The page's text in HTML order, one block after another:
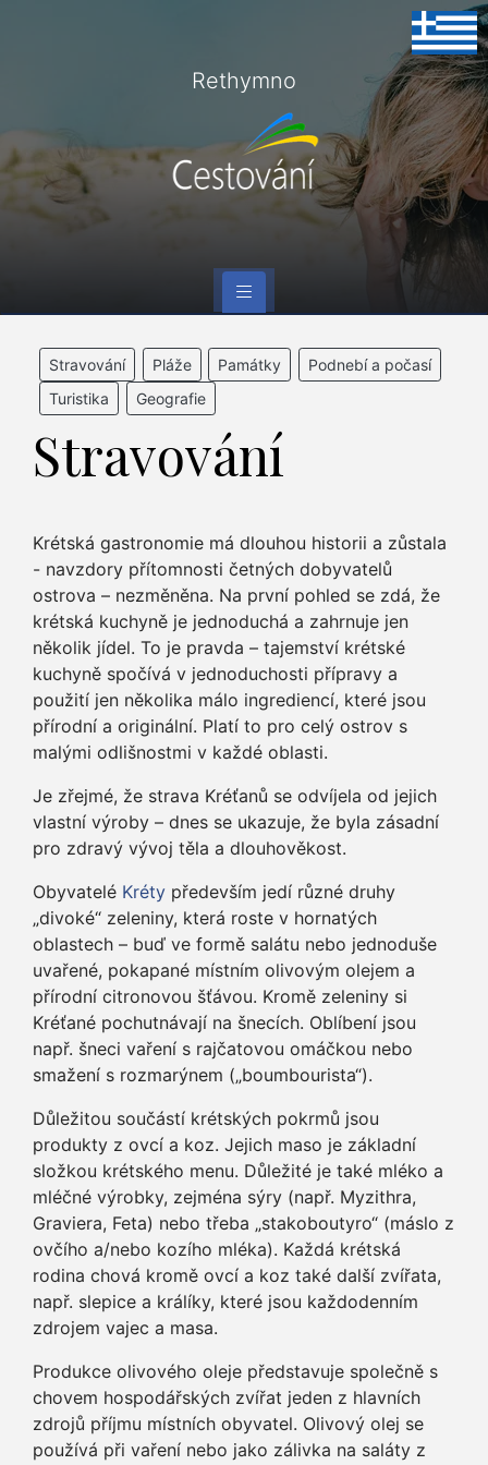
Rethymno
Stravování Pláže Památky
Podnebí a počasí
Turistika
Geografie
Stravování
Krétská gastronomie má dlouhou historii a zůstala
- navzdory přítomnosti četných dobyvatelů
ostrova – nezměněna. Na první pohled se zdá, že
krétská kuchyně je jednoduchá a zahrnuje jen
několik jídel. To je pravda – tajemství krétské
kuchyně spočívá v jednoduchosti přípravy a
použití jen několika málo ingrediencí, které jsou
přírodní a originální. Platí to pro celý ostrov s
malými odlišnostmi v každé oblasti.
Je zřejmé, že strava Kréťanů se odvíjela od jejich
vlastní výroby – dnes se ukazuje, že byla zásadní
pro zdravý vývoj těla a dlouhověkost.
Obyvatelé Kréty především jedí různé druhy
„divoké“ zeleniny, která roste v hornatých
oblastech – buď ve formě salátu nebo jednoduše
uvařené, pokapané místním olivovým olejem a
přírodní citronovou šťávou. Kromě zeleniny si
Kréťané pochutnávají na šnecích. Oblíbení jsou
např. šneci vaření s rajčatovou omáčkou nebo
smažení s rozmarýnem („boumbourista“).
Důležitou součástí krétských pokrmů jsou
produkty z ovcí a koz. Jejich maso je základní
složkou krétského menu. Důležité je také mléko a
mléčné výrobky, zejména sýry (např. Myzithra,
Graviera, Feta) nebo třeba „stakoboutyro“ (máslo z
ovčího a/nebo kozího mléka). Každá krétská
rodina chová kromě ovcí a koz také další zvířata,
např. slepice a králíky, které jsou každodenním
zdrojem vajec a masa.
Produkce olivového oleje představuje společně s
chovem hospodářských zvířat jeden z hlavních
zdrojů příjmu místních obyvatel. Olivový olej se
používá při vaření nebo jako zálivka na saláty z